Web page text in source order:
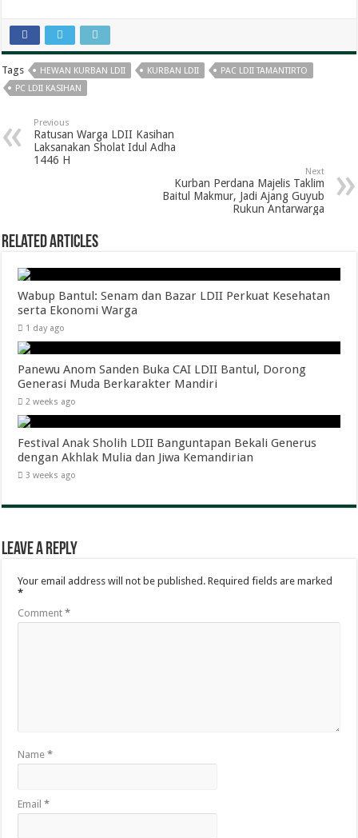
Tags HEWAN KURBAN LDII KURBAN LDII
PAC LDII TAMANTIRTO
PC LDII KASIHAN
Previous
Ratusan Warga LDII Kasihan
Laksanakan Sholat Idul Adha
1446 H
Next
Kurban Perdana Majelis Taklim
Baitul Makmur, Jadi Ajang Guyub
Rukun Antarwarga
Related Articles
Wabup Bantul: Senam dan Bazar LDII Perkuat Kesehatan
serta Ekonomi Warga
1 day ago
Panewu Anom Sanden Buka CAI LDII Bantul, Dorong
Generasi Muda Berkarakter Mandiri
2 weeks ago
Festival Anak Sholih LDII Banguntapan Bekali Generus
dengan Akhlak Mulia dan Jiwa Kemandirian
3 weeks ago
Leave a Reply
Your email address will not be published. Required fields are marked
*
Comment*
Name*
Email*